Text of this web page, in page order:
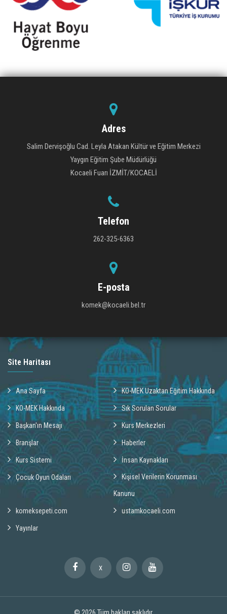
Adres
Salim Dervişoğlu Cad. Leyla Atakan Kültür ve Eğitim Merkezi
Yaygın Eğitim Şube Müdürlüğü
Kocaeli Fuarı İZMİT/KOCAELİ
Telefon
262-325-6363
E-posta
komek@kocaeli.bel.tr
Site Haritası
Ana Sayfa KO-MEK Uzaktan Eğitim Hakkında
KO-MEK Hakkında Sık Sorulan Sorular
Başkan'ın Mesajı Kurs Merkezleri
Branşlar Haberler
Kurs Sistemi İnsan Kaynakları
Çocuk Oyun Odaları Kişisel Verilerin Korunması
Kanunu
komeksepeti.com ustamkocaeli.com
Yayınlar
X